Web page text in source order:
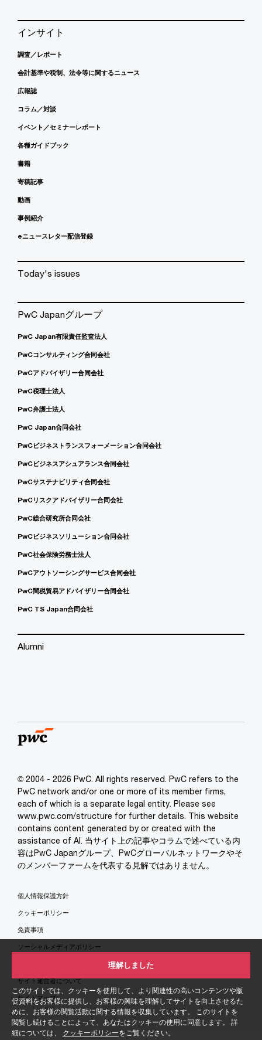
このサイトでは、クッキーを使用して、より関連性の高いコンテンツや販
促資料をお客様に提供し、お客様の興味を理解してサイトを向上させるた
めに、お客様の閲覧活動に関する情報を収集しています。 このサイトを
閲覧し続けることによって、あなたはクッキーの使用に同意します。 詳
細については、 クッキーポリシーをご覧ください。
理解しました
インサイト
調査／レポート
会計基準や税制、法令等に関するニュース
広報誌
コラム／対談
イベント／セミナーレポート
各種ガイドブック
書籍
寄稿記事
動画
事例紹介
eニュースレター配信登録
Today's issues
PwC Japanグループ
PwC Japan有限責任監査法人
PwCコンサルティング合同会社
PwCアドバイザリー合同会社
PwC税理士法人
PwC弁護士法人
PwC Japan合同会社
PwCビジネストランスフォーメーション合同会社
PwCビジネスアシュアランス合同会社
PwCサステナビリティ合同会社
PwCリスクアドバイザリー合同会社
PwC総合研究所合同会社
PwCビジネスソリューション合同会社
PwC社会保険労務士法人
PwCアウトソーシングサービス合同会社
PwC関税貿易アドバイザリー合同会社
PwC TS Japan合同会社
Alumni
© 2004 - 2026 PwC. All rights reserved. PwC refers to the
PwC network and/or one or more of its member firms,
each of which is a separate legal entity. Please see
www.pwc.com/structure for further details. This website
contains content generated by or created with the
assistance of AI. 当サイト上の記事やコラムで述べている内
容はPwC Japanグループ、PwCグローバルネットワークやそ
のメンバーファームを代表する見解ではありません。
個人情報保護方針
クッキーポリシー
免責事項
ソーシャルメディアポリシー
サイト運営者について
サイトマップ